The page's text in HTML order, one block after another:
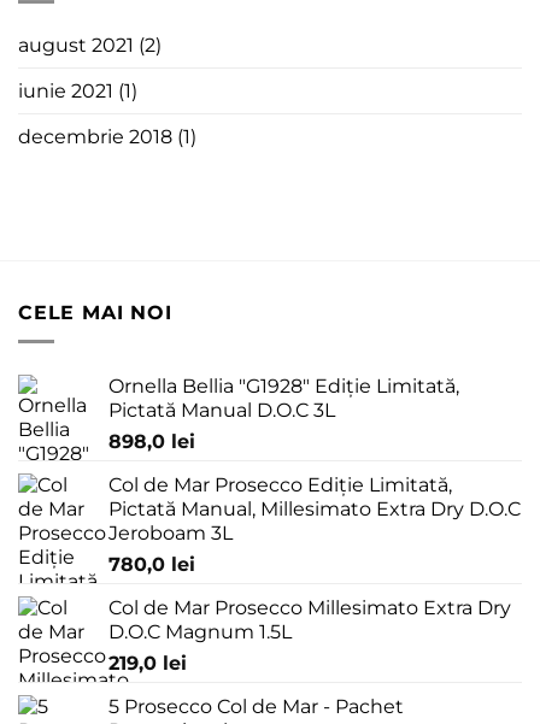
august 2021 (2)
iunie 2021 (1)
decembrie 2018 (1)
CELE MAI NOI
Ornella Bellia "G1928" Ediție Limitată,
Pictată Manual D.O.C 3L
898,0 lei
Col de Mar Prosecco Ediție Limitată,
Pictată Manual, Millesimato Extra Dry D.O.C
Jeroboam 3L
780,0 lei
Col de Mar Prosecco Millesimato Extra Dry
D.O.C Magnum 1.5L
219,0 lei
5 Prosecco Col de Mar - Pachet